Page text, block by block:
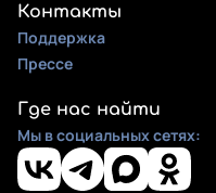
Контакты
Поддержка
Прессе
Где нас найти
Мы в социальных сетях: